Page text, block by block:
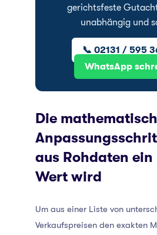
gerichtsfeste
unabhängig und
📞 02131 / 595
WhatsApp
Die
aus Rohdaten
Wert wird
Um aus einer Liste von
Verkaufspreisen den exakten